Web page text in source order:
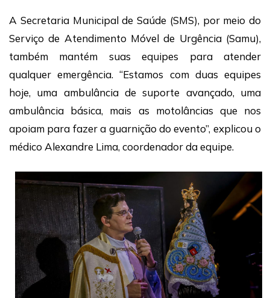
A Secretaria Municipal de Saúde (SMS), por meio do
Serviço de Atendimento Móvel de Urgência (Samu),
também mantém suas equipes para atender
qualquer emergência. “Estamos com duas equipes
hoje, uma ambulância de suporte avançado, uma
ambulância básica, mais as motolâncias que nos
apoiam para fazer a guarnição do evento”, explicou o
médico Alexandre Lima, coordenador da equipe.